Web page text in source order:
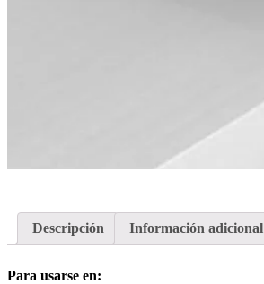
Descripción Información adicional
Para usarse en: